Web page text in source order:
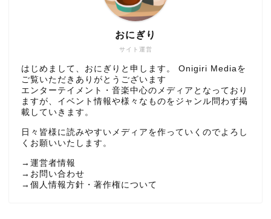
サイト運営
おにぎり
はじめまして、おにぎりと申します。 Onigiri Mediaを
ご覧いただきありがとうございます
エンターテイメント・音楽中心のメディアとなっており
ますが、イベント情報や様々なものをジャンル問わず掲
載していきます。
日々皆様に読みやすいメディアを作っていくのでよろし
くお願いいたします。
→ 運営者情報
→ お問い合わせ
→ 個人情報方針・著作権について